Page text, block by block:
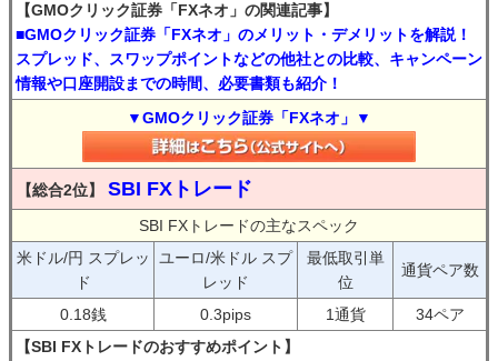
【GMOクリック証券「FXネオ」の関連記事】
■GMOクリック証券「FXネオ」のメリット・デメリットを解説！
スプレッド、スワップポイントなどの他社との比較、キャンペーン
情報や口座開設までの時間、必要書類も紹介！
▼GMOクリック証券「FXネオ」▼
【総合2位】 SBI FXトレード
SBI FXトレードの主なスペック
米ドル/円 スプレッ
ド
ユーロ/米ドル スプ
レッド
最低取引単
位
通貨ペア数
0.18銭 0.3pips 1通貨
34ペア
【SBI FXトレードのおすすめポイント】